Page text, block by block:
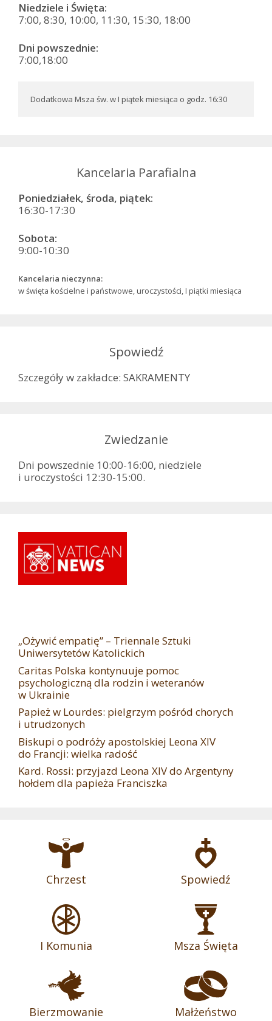
Niedziele i Święta:
7:00, 8:30, 10:00, 11:30, 15:30, 18:00
Dni powszednie:
7:00,18:00
Dodatkowa Msza św. w I piątek miesiąca o godz. 16:30
Kancelaria Parafialna
Poniedziałek, środa, piątek:
16:30-17:30
Sobota:
9:00-10:30
Kancelaria nieczynna:
w święta kościelne i państwowe, uroczystości, I piątki miesiąca
Spowiedź
Szczegóły w zakładce: SAKRAMENTY
Zwiedzanie
Dni powszednie 10:00-16:00, niedziele
i uroczystości 12:30-15:00.
„Ożywić empatię” – Triennale Sztuki
Uniwersytetów Katolickich
Caritas Polska kontynuuje pomoc
psychologiczną dla rodzin i weteranów
w Ukrainie
Papież w Lourdes: pielgrzym pośród chorych
i utrudzonych
Biskupi o podróży apostolskiej Leona XIV
do Francji: wielka radość
Kard. Rossi: przyjazd Leona XIV do Argentyny
hołdem dla papieża Franciszka
Chrzest Spowiedź
I Komunia Msza Święta
Bierzmowanie Małżeństwo